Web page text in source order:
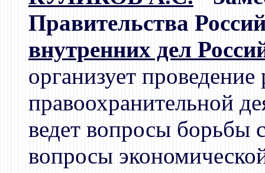
Правительства
внутренних дел
организует
правоохранительной
ведет вопросы борьбы
вопросы